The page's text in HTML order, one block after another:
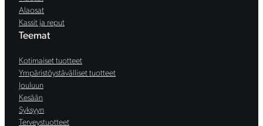
Alaosat
Kassit ja reput
Teemat
Kotimaiset tuotteet
Ympäristöystävälliset tuotteet
Jouluun
Kesään
Syksyyn
Terveystuotteet